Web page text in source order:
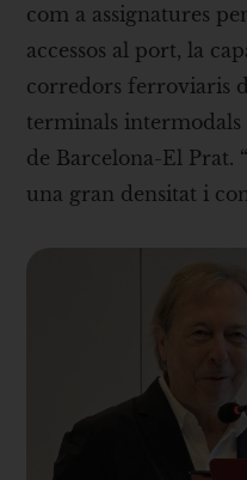
com a assignatures
accessos al port, la
corredors ferroviaris
terminals intermodals
de Barcelona-El Prat.
una gran densitat i